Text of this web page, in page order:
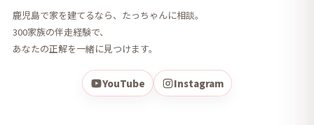
鹿児島で家を建てるなら、たっちゃんに相談。
300家族の伴走経験で、
あなたの正解を一緒に見つけます。
YouTube Instagram